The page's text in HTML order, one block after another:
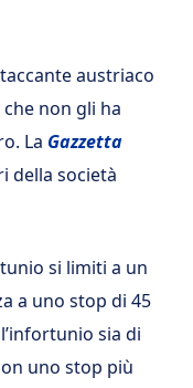
austriaco
che non gli ha
La Gazzetta
della società
si limiti a un
a uno stop di 45
sia di
uno stop più